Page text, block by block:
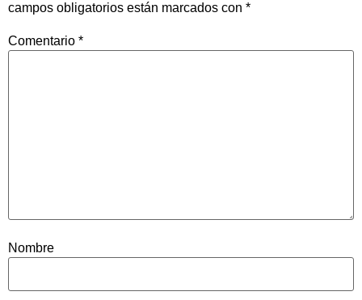
campos obligatorios están marcados con *
Comentario *
Nombre